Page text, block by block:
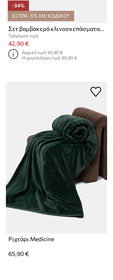
-34%
ΕΞΤΡΑ -5% ΜΕ ΚΩΔΙΚΟ*
Σετ βαμβακερά κλινοσκεπάσματα Medicine 50 x 60 cm / 160 x 200 cm
Τρέχουσα τιμή:
42,90 €
Αρχική τιμή:65,90 €
Η χαμηλότερη τιμή:65,90 €
Ριχτάρι Medicine
65,90 €